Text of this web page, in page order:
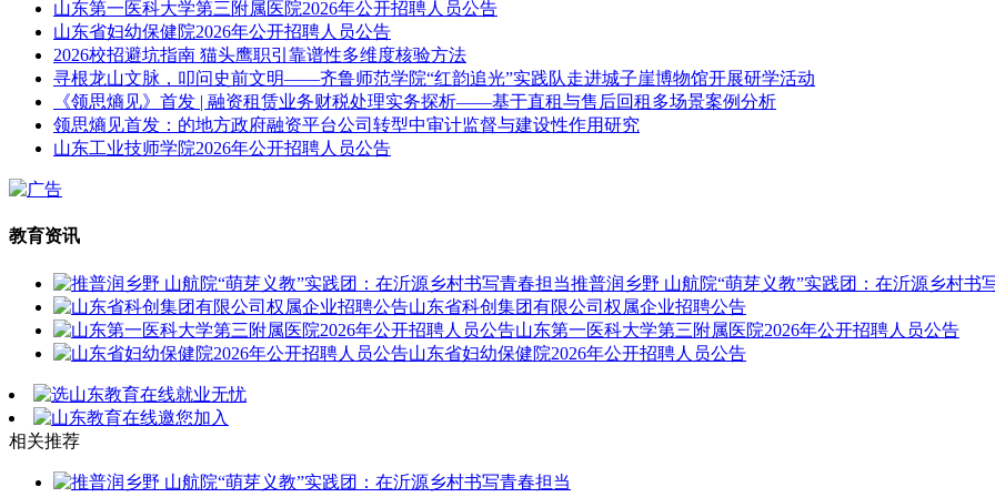
山东第一医科大学第三附属医院2026年公开招聘人员公告
山东省妇幼保健院2026年公开招聘人员公告
2026校招避坑指南 猫头鹰职引靠谱性多维度核验方法
寻根龙山文脉，叩问史前文明——齐鲁师范学院“红韵追光”实践队走进城子崖博物馆开展研学活动
《领思熵见》首发 | 融资租赁业务财税处理实务探析——基于直租与售后回租多场景案例分析
领思熵见首发：的地方政府融资平台公司转型中审计监督与建设性作用研究
山东工业技师学院2026年公开招聘人员公告
教育资讯
推普润乡野 山航院“萌芽义教”实践团：在沂源乡村书
山东省科创集团有限公司权属企业招聘公告
山东第一医科大学第三附属医院2026年公开招聘人员公告
山东省妇幼保健院2026年公开招聘人员公告
相关推荐